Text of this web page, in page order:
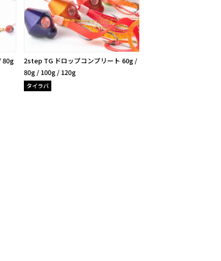
80g
2step TG ドロップコンプリート 60g /
80g / 100g / 120g
タイラバ